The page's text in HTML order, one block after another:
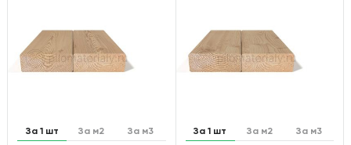
За 1 шт За м2 За м3 За 1 шт За м2 За м3